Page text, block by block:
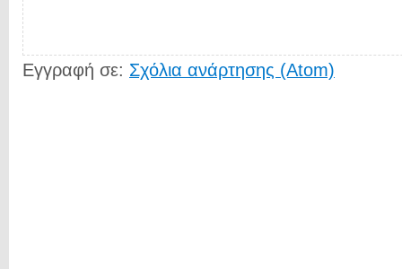
Εγγραφή σε: Σχόλια ανάρτησης (Atom)